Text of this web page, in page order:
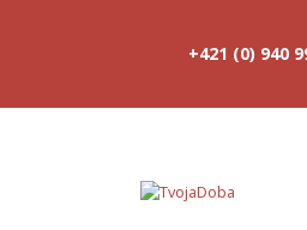
+421 (0) 940